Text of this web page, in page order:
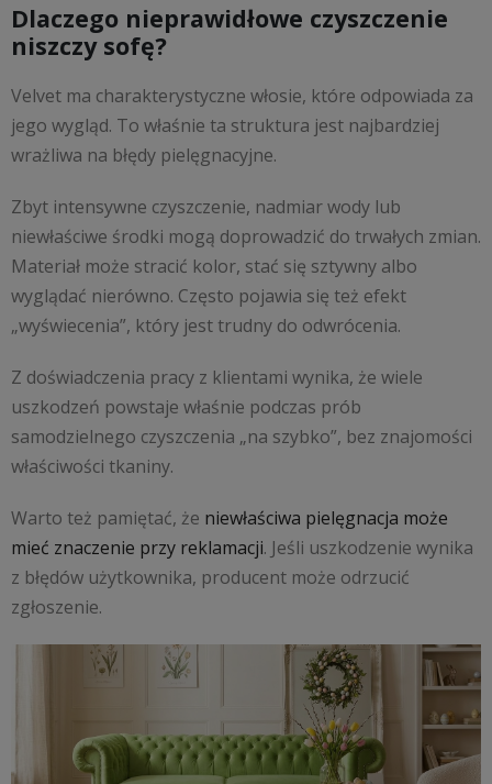
Dlaczego nieprawidłowe czyszczenie
niszczy sofę?
Velvet ma charakterystyczne włosie, które odpowiada za
jego wygląd. To właśnie ta struktura jest najbardziej
wrażliwa na błędy pielęgnacyjne.
Zbyt intensywne czyszczenie, nadmiar wody lub
niewłaściwe środki mogą doprowadzić do trwałych zmian.
Materiał może stracić kolor, stać się sztywny albo
wyglądać nierówno. Często pojawia się też efekt
„wyświecenia”, który jest trudny do odwrócenia.
Z doświadczenia pracy z klientami wynika, że wiele
uszkodzeń powstaje właśnie podczas prób
samodzielnego czyszczenia „na szybko”, bez znajomości
właściwości tkaniny.
Warto też pamiętać, że niewłaściwa pielęgnacja może
mieć znaczenie przy reklamacji. Jeśli uszkodzenie wynika
z błędów użytkownika, producent może odrzucić
zgłoszenie.